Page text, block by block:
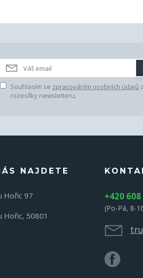
Souhlasím se zpracováním osobních údajů
rozesílky newsletteru.
NAJDETE
Hořic 97
Hořic, 50801
+420
(Po-Pá, 8-